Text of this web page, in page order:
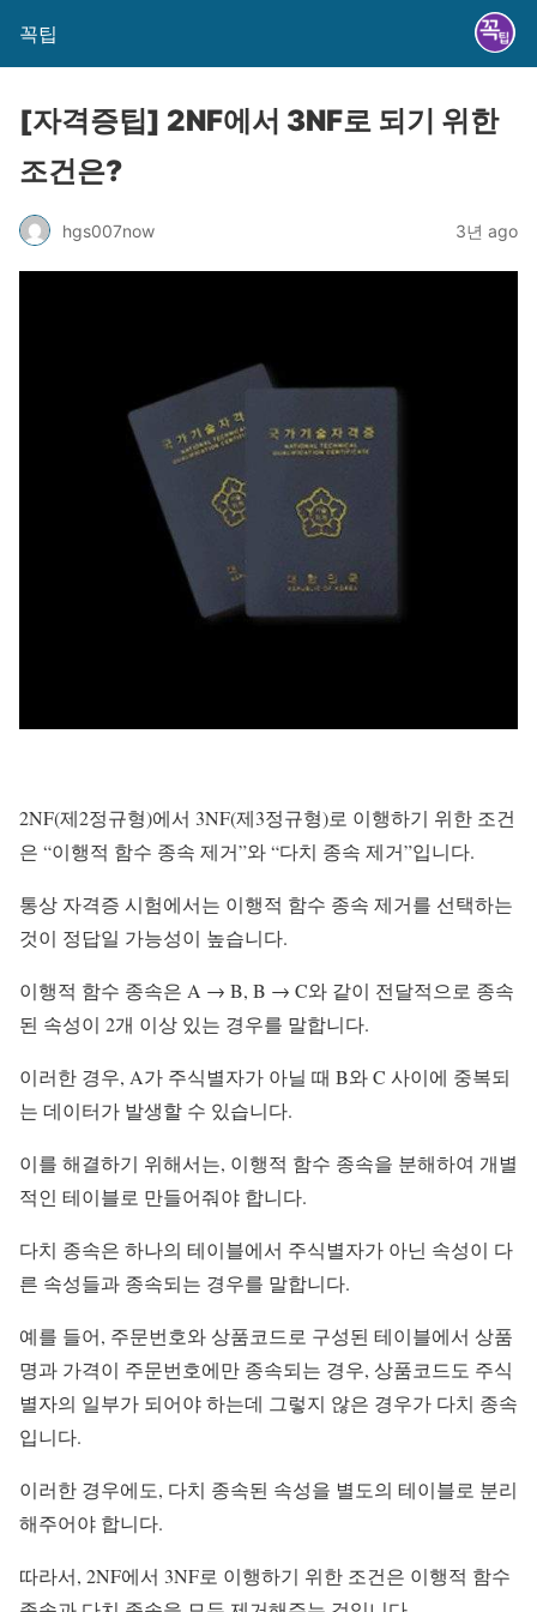
꼭팁
[자격증팁] 2NF에서 3NF로 되기 위한
조건은?
hgs007now 3년 ago
2NF(제2정규형)에서 3NF(제3정규형)로 이행하기 위한 조건
은 “이행적 함수 종속 제거”와 “다치 종속 제거”입니다.
통상 자격증 시험에서는 이행적 함수 종속 제거를 선택하는
것이 정답일 가능성이 높습니다.
이행적 함수 종속은 A → B, B → C와 같이 전달적으로 종속
된 속성이 2개 이상 있는 경우를 말합니다.
이러한 경우, A가 주식별자가 아닐 때 B와 C 사이에 중복되
는 데이터가 발생할 수 있습니다.
이를 해결하기 위해서는, 이행적 함수 종속을 분해하여 개별
적인 테이블로 만들어줘야 합니다.
다치 종속은 하나의 테이블에서 주식별자가 아닌 속성이 다
른 속성들과 종속되는 경우를 말합니다.
예를 들어, 주문번호와 상품코드로 구성된 테이블에서 상품
명과 가격이 주문번호에만 종속되는 경우, 상품코드도 주식
별자의 일부가 되어야 하는데 그렇지 않은 경우가 다치 종속
입니다.
이러한 경우에도, 다치 종속된 속성을 별도의 테이블로 분리
해주어야 합니다.
따라서, 2NF에서 3NF로 이행하기 위한 조건은 이행적 함수